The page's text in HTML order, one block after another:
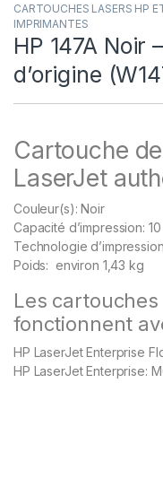
CARTOUCHES LASERS HP
IMPRIMANTES
HP 147A Noir
d’origine
Cartouche
LaserJet
Couleur(s): Noir
Capacité d’impression:
Technologie
Poids: environ 1,43 kg
Les cartouches
fonctionnent
HP LaserJet Enterprise
HP LaserJet Enterprise: